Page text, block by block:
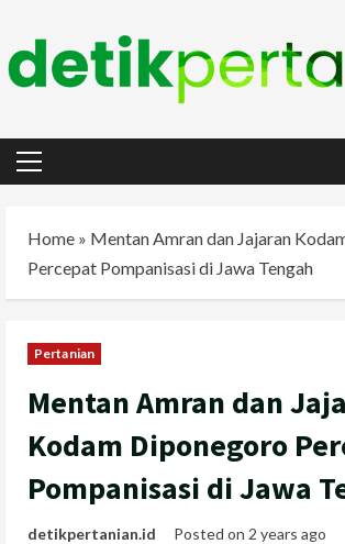
content
Primary
Home » Mentan Amran dan Jajaran
Percepat Pompanisasi di Jawa Tengah
Pertanian
Mentan Amran dan
Kodam Diponegoro
Pompanisasi di Jawa
detikpertanian.id Posted on 2 years ago